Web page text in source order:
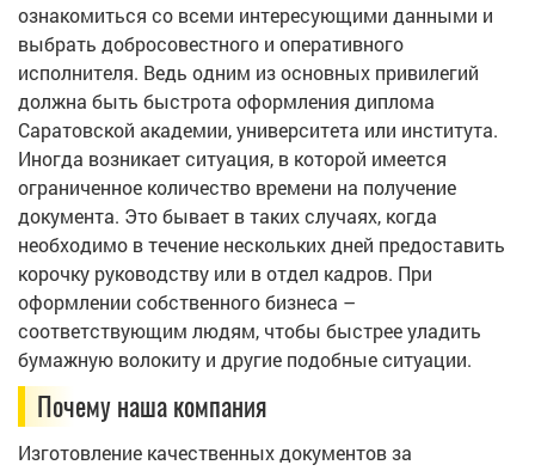
ознакомиться со всеми интересующими данными и
выбрать добросовестного и оперативного
исполнителя. Ведь одним из основных привилегий
должна быть быстрота оформления диплома
Саратовской академии, университета или института.
Иногда возникает ситуация, в которой имеется
ограниченное количество времени на получение
документа. Это бывает в таких случаях, когда
необходимо в течение нескольких дней предоставить
корочку руководству или в отдел кадров. При
оформлении собственного бизнеса –
соответствующим людям, чтобы быстрее уладить
бумажную волокиту и другие подобные ситуации.
Почему наша компания
Изготовление качественных документов за